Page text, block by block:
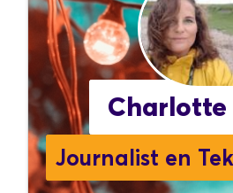
Charlotte
Journalist en